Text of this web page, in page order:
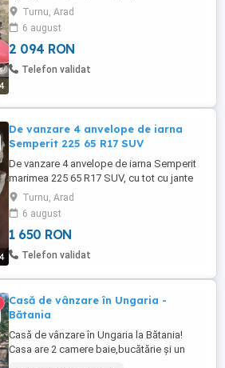
4
roșu crem, stil Vespa 2 chei cu
telecomanda si alarma Are COC, pt
inmatriculare cat. AM De vânzare scuter cu
design clasic, retro, perfect pt plimbări de
weekend sau drumuri prin oraș. Culoare
Turnu, Arad
6 august
2 094 RON
Telefon validat
4
De vanzare 4 anvelope de iarna
Semperit 225 65 R17 SUV
De vanzare 4 anvelope de iarna Semperit
marimea 225 65 R17 SUV, cu tot cu jante
aluminiu + prezoane ! Stare buna!
Turnu, Arad
6 august
1 650 RON
Telefon validat
Casă de vânzare în Ungaria -
Bătania
Casă de vânzare în Ungaria la Bătania!
Casa are 2 camere baie,bucătărie și un